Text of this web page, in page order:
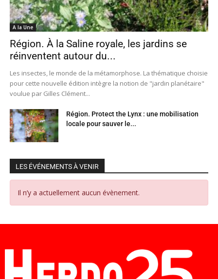
A la Une
Région. À la Saline royale, les jardins se
réinventent autour du...
Les insectes, le monde de la métamorphose. La thématique choisie
pour cette nouvelle édition intègre la notion de "jardin planétaire"
voulue par Gilles Clément...
Région. Protect the Lynx : une mobilisation
locale pour sauver le...
LES ÉVÉNEMENTS À VENIR
Il n’y a actuellement aucun évènement.